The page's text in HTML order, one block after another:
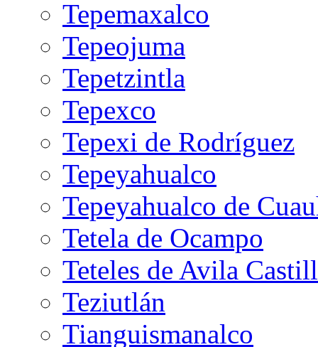
Tepemaxalco
Tepeojuma
Tepetzintla
Tepexco
Tepexi de Rodríguez
Tepeyahualco
Tepeyahualco de
Tetela de Ocampo
Teteles de Avila
Teziutlán
Tianguismanalco